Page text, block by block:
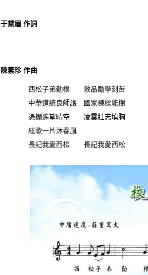
于黛眉 作詞
陳素珍 作曲
西松子弟勤樸 敦品勵學刻苦
中華道統良師護 國家棟樑能樹
憑欄遙望晴空 凌雲壯志填胸
絃歌一片沐春風
長記我愛西松 長記我愛西松